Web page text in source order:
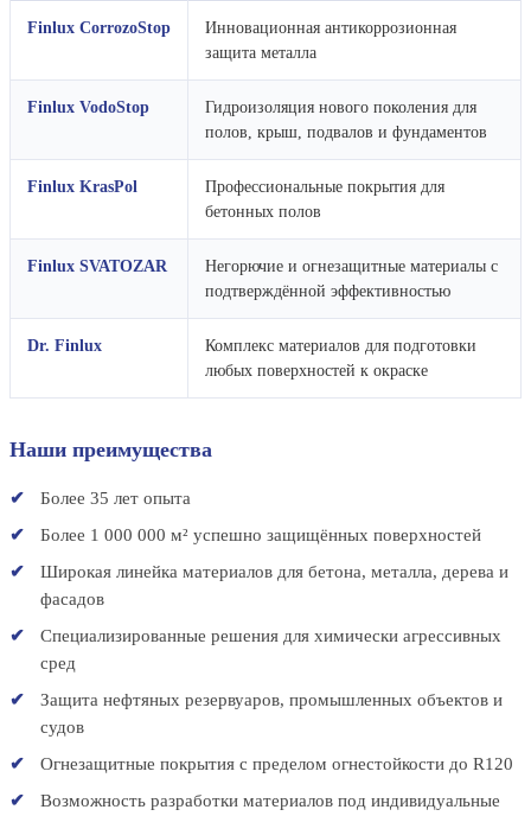
Finlux CorrozoStop
Инновационная антикоррозионная
защита металла
Finlux VodoStop
Гидроизоляция нового поколения для
полов, крыш, подвалов и фундаментов
Finlux KrasPol
Профессиональные покрытия для
бетонных полов
Finlux SVATOZAR
Негорючие и огнезащитные материалы с
подтверждённой эффективностью
Dr. Finlux
Комплекс материалов для подготовки
любых поверхностей к окраске
Наши преимущества
Более 35 лет опыта
Более 1 000 000 м² успешно защищённых поверхностей
Широкая линейка материалов для бетона, металла, дерева и
фасадов
Специализированные решения для химически агрессивных
сред
Защита нефтяных резервуаров, промышленных объектов и
судов
Огнезащитные покрытия с пределом огнестойкости до R120
Возможность разработки материалов под индивидуальные